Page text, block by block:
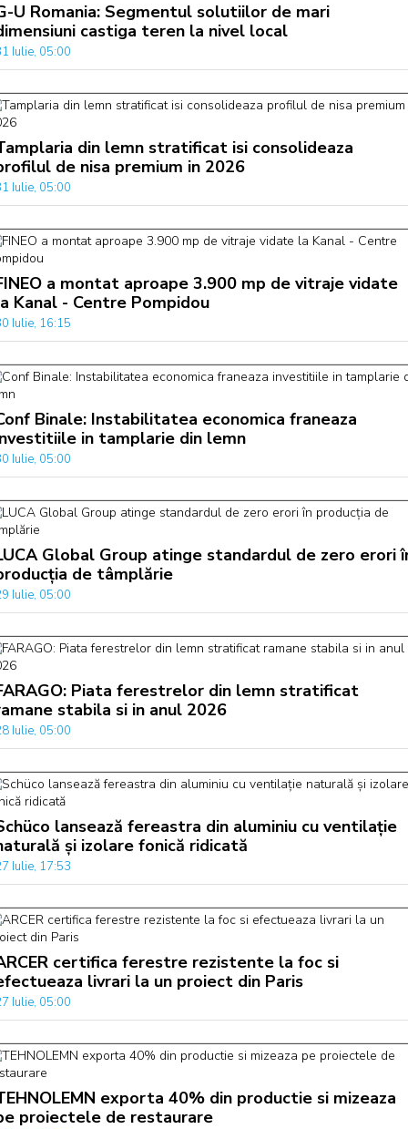
U Romania: Segmentul solutiilor de mari
castiga teren la nivel local
Iulie, 05:00
din lemn stratificat isi consolideaza
de nisa premium in 2026
Iulie, 05:00
a montat aproape 3.900 mp de vitraje vidate
Kanal - Centre Pompidou
Iulie, 16:15
Binale: Instabilitatea economica franeaza
in tamplarie din lemn
Iulie, 05:00
Global Group atinge standardul de zero erori
de tâmplărie
Iulie, 05:00
Piata ferestrelor din lemn stratificat
stabila si in anul 2026
Iulie, 05:00
lansează fereastra din aluminiu cu ventilație
și izolare fonică ridicată
Iulie, 17:53
certifica ferestre rezistente la foc si
livrari la un proiect din Paris
Iulie, 05:00
exporta 40% din productie si mizeaza
proiectele de restaurare